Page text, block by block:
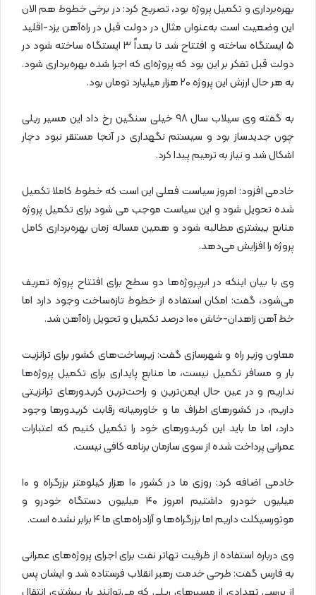
بهره‌برداری و تکمیل پروژه بود، تصریح کرد: در برخی خطوط هم الان
این وضعیت است به‌عنوان مثال در دولت قبل در راه‌آهن یزد-اقلید
۵ ایستگاه ساخته و افتتاح شد تا بعداً ۳ ایستگاه ساخته شود در
دولت قبل تفکر بر این بود که پروژه‌ای که اجرا شده بهره‌برداری شود.
به هر حال ارزش این پروژه ۲۰ هزار میلیارد تومان بود.
به گفته وی سیلاب سال ۹۸ خیلی سنگین رخ داد این مسیر ریلی
چون جدیدساز بود و سیستم نگهداری در آنجا مستقر نبود دچار
اشکال شد و نیاز به ترمیم پیدا کرد.
خادمی افزود: امروز سیاست فعلی این است که خطوط کاملا تکمیل
شده تحویل شود و این سیاست موجب می شود برای تکمیل پروژه
منابع بیشتری مطالبه شود و همین مساله زمان بهره‌برداری کامل
پروژه را افزایش می‌دهد.
وی با بیان اینکه در ابرپروژه‌ها دو سطح برای افتتاح پروژه تعریف
می‌شود، گفت: امکان استفاده از خطوط تازه‌ساخت وجود دارد‌ اما
خط‌ آهن زاهدان-خاش ۱۰۰ درصد تکمیل و تحویل راه‌آهن شد.
معاون وزیر راه و شهرسازی گفت: زیرساخت‌های کشور برای ترانزیت
بار و مسافر تکمیل نیست، ما منابع پایداری برای تکمیل پروژه‌ها
نداریم و در عین حال ایمن‌ترین و راحت‌ترین کریدورهای ترانزیتی
داریم‌، در کشورهای اطراف ما و خاورمیانه رقابت کریدورها وجود
دارد، اما ما باید این کریدورهای خود را تکمیل کنیم که اعتبارات
عمرانی پرداخت شده از سوی سازمان برنامه کافی نیست.
خادمی اضافه کرد: روزی ما در کشور ۱۰ هزار کیلومتر بزرگراه و ۱۰
میلیون خودرو داشتیم امروز ۴۰ میلیون دستگاه خودرو و
موتورسیکلت داریم اما بزرگراه‌ها و آزادراه‌های ما ۴ برابر نشده است.
وی درباره استفاده از ظرفیت تهاتر نفت برای اجرای پروژه‌های عمرانی
به فارس گفت: طرحی خدمت رهبر انقلاب فرستاده شد و ایشان پس